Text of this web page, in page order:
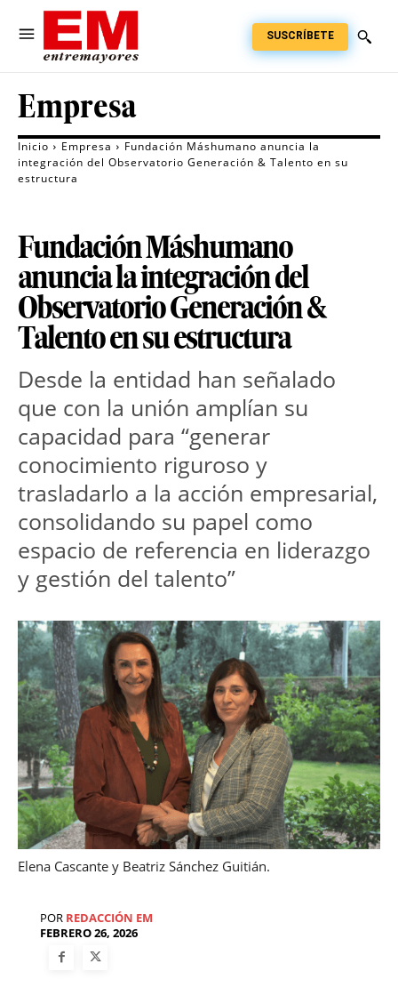
SUSCRÍBETE
Empresa
Inicio Empresa
Fundación Máshumano anuncia la
integración del Observatorio Generación & Talento en su
estructura
Fundación Máshumano
anuncia la integración del
Observatorio Generación &
Talento en su estructura
Desde la entidad han señalado
que con la unión amplían su
capacidad para “generar
conocimiento riguroso y
trasladarlo a la acción empresarial,
consolidando su papel como
espacio de referencia en liderazgo
y gestión del talento”
Elena Cascante y Beatriz Sánchez Guitián.
POR REDACCIÓN EM
FEBRERO 26, 2026